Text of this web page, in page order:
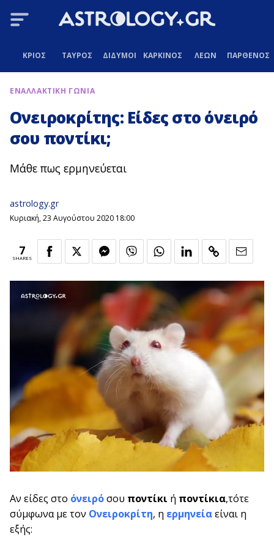
ΚΡΙΟΣ ΤΑΥΡΟΣ ΔΙΔΥΜΟΙ ΚΑΡΚΙΝΟΣ ΛΕΩΝ ΠΑΡΘΕΝΟΣ
ΕΝΑΛΛΑΚΤΙΚΗ ΓΩΝΙΑ
Ονειροκρίτης: Είδες στο όνειρό
σου ποντίκι;
Μάθε πως ερμηνεύεται
astrology.gr
Κυριακή, 23 Αυγούστου 2020 18:00
7
SHARES
Αν είδες στο όνειρόσου ποντίκι ή ποντίκια,τότε
σύμφωνα με τον Ονειροκρίτη, η ερμηνείαείναι η
εξής: